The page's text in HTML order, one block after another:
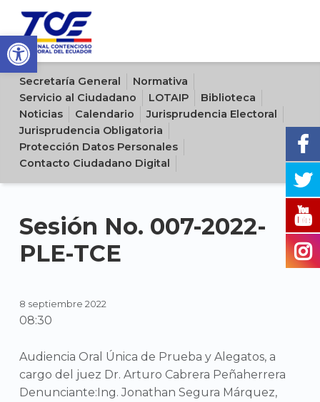
Open toolbar
Sitio oficial del Tribunal Contencioso Electoral del Ecuador
Secretaría General
Normativa
Servicio al Ciudadano
LOTAIP
Biblioteca
Noticias
Calendario
Jurisprudencia Electoral
Jurisprudencia Obligatoria
Protección Datos Personales
Contacto Ciudadano Digital
Sesión No. 007-2022-
PLE-TCE
8 septiembre 2022
08:30
Audiencia Oral Única de Prueba y Alegatos, a
cargo del juez Dr. Arturo Cabrera Peñaherrera
Denunciante:Ing. Jonathan Segura Márquez,